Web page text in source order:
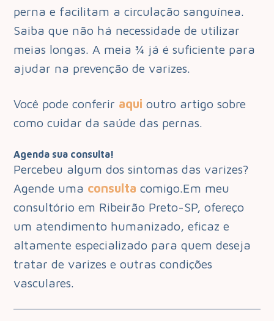
perna e facilitam a circulação sanguínea.
Saiba que não há necessidade de utilizar
meias longas. A meia ¾ já é suficiente para
ajudar na prevenção de varizes.
Você pode conferir aqui outro artigo sobre
como cuidar da saúde das pernas.
Agenda sua consulta!
Percebeu algum dos sintomas das varizes?
Agende uma consulta comigo.Em meu
consultório em Ribeirão Preto-SP, ofereço
um atendimento humanizado, eficaz e
altamente especializado para quem deseja
tratar de varizes e outras condições
vasculares.